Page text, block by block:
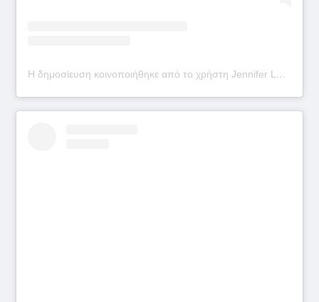
Η δημοσίευση κοινοποιήθηκε από το χρήστη Jennifer Lopez (@jlo)